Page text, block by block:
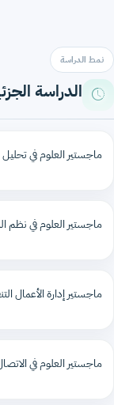
نمط الدراسة
الدراسة
ماجستير العلوم في
ماجستير العلوم في نظم
ماجستير إدارة الأعمال
ماجستير العلوم في